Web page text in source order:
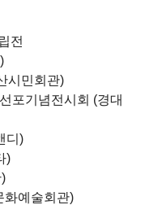
전
시민회관)
포기념전시회 (경대
디)
)
화예술회관)